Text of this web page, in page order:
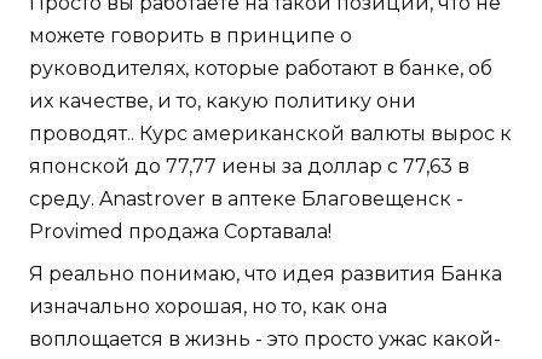
можете говорить в принципе о
руководителях, которые работают в банке, об
их качестве, и то, какую политику они
проводят.. Курс американской валюты вырос к
японской до 77,77 иены за доллар с 77,63 в
среду. Anastrover в аптеке Благовещенск -
Provimed продажа Сортавала!
Я реально понимаю, что идея развития Банка
изначально хорошая, но то, как она
воплощается в жизнь - это просто ужас какой-